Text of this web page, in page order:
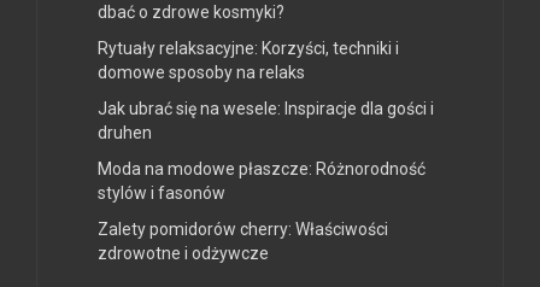
dbać o zdrowe kosmyki?
Rytuały relaksacyjne: Korzyści, techniki i
domowe sposoby na relaks
Jak ubrać się na wesele: Inspiracje dla gości i
druhen
Moda na modowe płaszcze: Różnorodność
stylów i fasonów
Zalety pomidorów cherry: Właściwości
zdrowotne i odżywcze